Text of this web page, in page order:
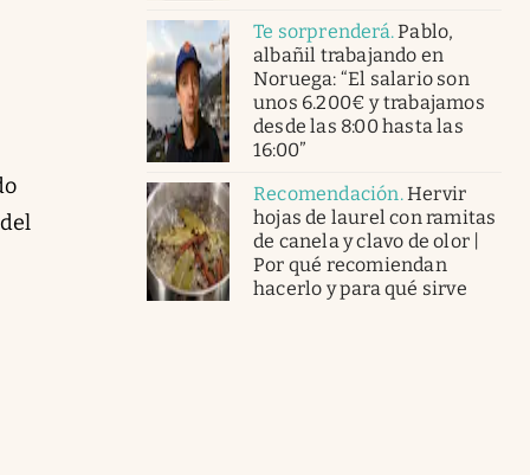
Te sorprenderá.Pablo,
albañil trabajando en
Noruega: “El salario son
unos 6.200€ y trabajamos
desde las 8:00 hasta las
16:00”
Recomendación.Hervir
hojas de laurel con ramitas
de canela y clavo de olor |
Por qué recomiendan
hacerlo y para qué sirve